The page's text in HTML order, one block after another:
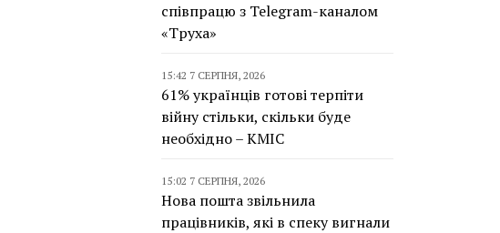
співпрацю з Telegram-каналом
«Труха»
15:42 7 СЕРПНЯ, 2026
61% українців готові терпіти
війну стільки, скільки буде
необхідно – КМІС
15:02 7 СЕРПНЯ, 2026
Нова пошта звільнила
працівників, які в спеку вигнали